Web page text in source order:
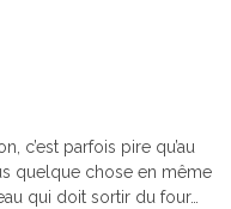
c’est parfois pire qu’au
quelque chose en même
qui doit sortir du four…